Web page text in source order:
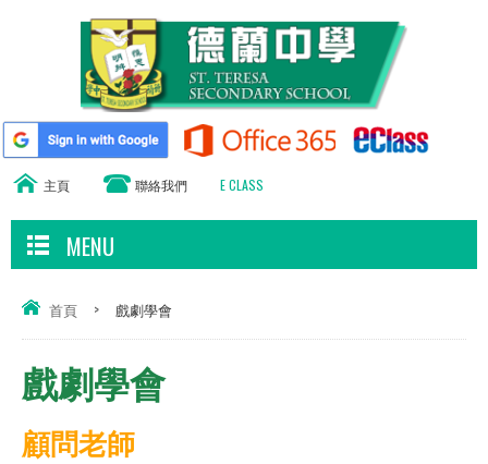
主頁 聯絡我們 E CLASS
MENU
首頁 > 戲劇學會
戲劇學會
顧問老師